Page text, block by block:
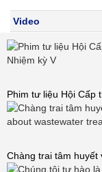
Video
Phim tư liệu Hội Cấp
Chàng trai tâm huyết